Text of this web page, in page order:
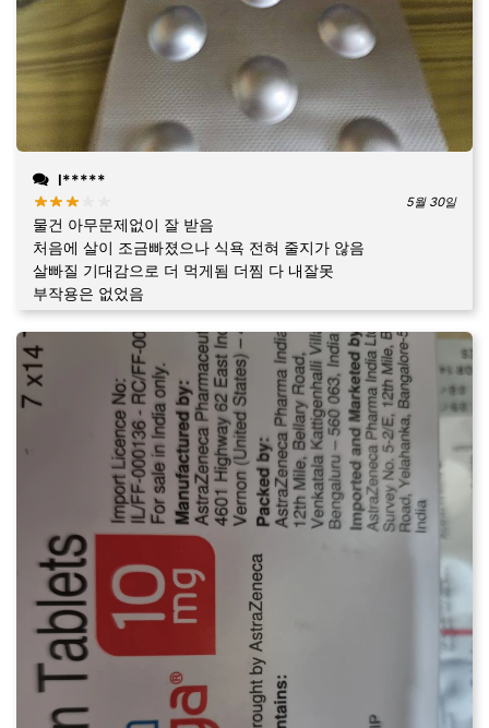
l*****
5월 30일
물건 아무문제없이 잘 받음
처음에 살이 조금빠졌으나 식욕 전혀 줄지가 않음
살빠질 기대감으로 더 먹게됨 더찜 다 내잘못
부작용은 없었음